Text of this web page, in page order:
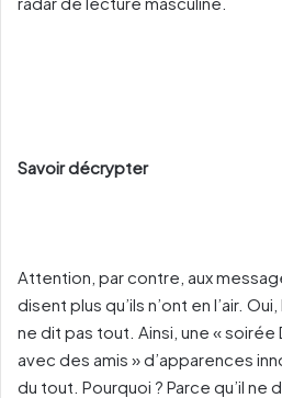
Savoir décrypter
Attention, par contre, aux
disent plus qu’ils n’ont en l’air.
ne dit pas tout. Ainsi, une « soirée
avec des amis » d’apparences
du tout. Pourquoi ? Parce qu’il ne